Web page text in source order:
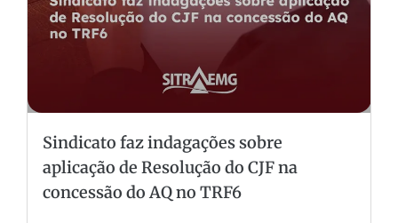
Sindicato faz indagações sobre
aplicação de Resolução do CJF na
concessão do AQ no TRF6